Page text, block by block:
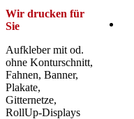
Wir drucken für
Sie
Aufkleber mit od.
ohne Konturschnitt,
Fahnen, Banner,
Plakate,
Gitternetze,
RollUp-Displays